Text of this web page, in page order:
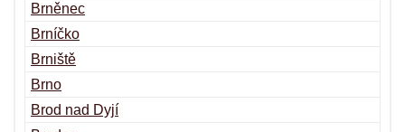
Brněnec
Brníčko
Brniště
Brno
Brod nad Dyjí